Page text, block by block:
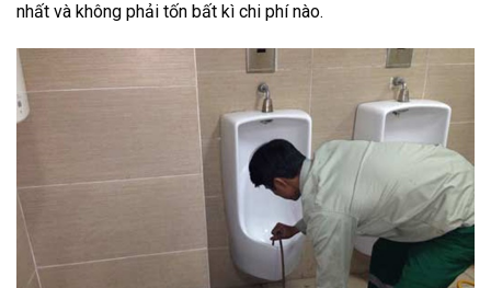
nhất và không phải tốn bất kì chi phí nào.